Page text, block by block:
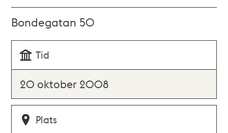
Bondegatan 50
Tid
20 oktober 2008
Plats